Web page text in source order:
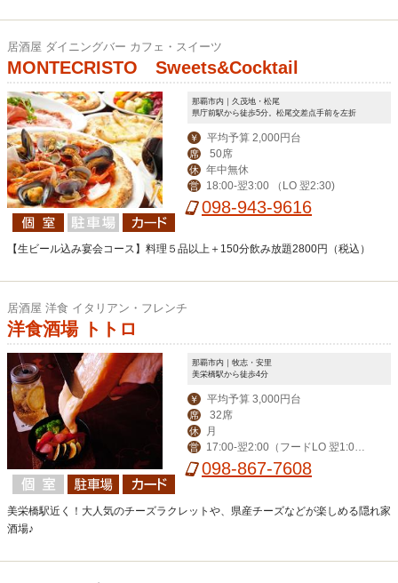
居酒屋 ダイニングバー カフェ・スイーツ
MONTECRISTO Sweets&Cocktail
那覇市内｜久茂地・松尾
県庁前駅から徒歩5分。松尾交差点手前を左折
￥ 平均予算 2,000円台
席 50席
休 年中無休
営 18:00-翌3:00 （LO 翌2:30)
098-943-9616
【生ビール込み宴会コース】料理５品以上＋150分飲み放題2800円（税込）
居酒屋 洋食 イタリアン・フレンチ
洋食酒場 トトロ
那覇市内｜牧志・安里
美栄橋駅から徒歩4分
￥ 平均予算 3,000円台
席 32席
休 月
営
17:00-翌2:00（フードLO 翌1:0
0）098-867-7608
美栄橋駅近く！大人気のチーズラクレットや、県産チーズなどが楽しめる隠れ家
酒場♪